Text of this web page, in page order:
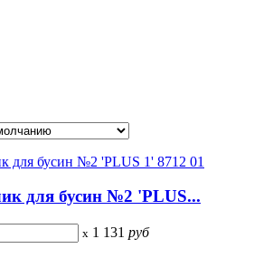
для бусин №2 'PLUS...
x 1 131 руб